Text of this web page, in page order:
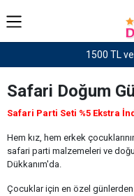
Haftaiçi saat 15:00'e
Safari Doğum
Safari Parti Seti %5 Ekstra
Hem kız, hem erkek
safari parti malzemeleri ve
Dükkanım'da.
Çocuklar için en özel